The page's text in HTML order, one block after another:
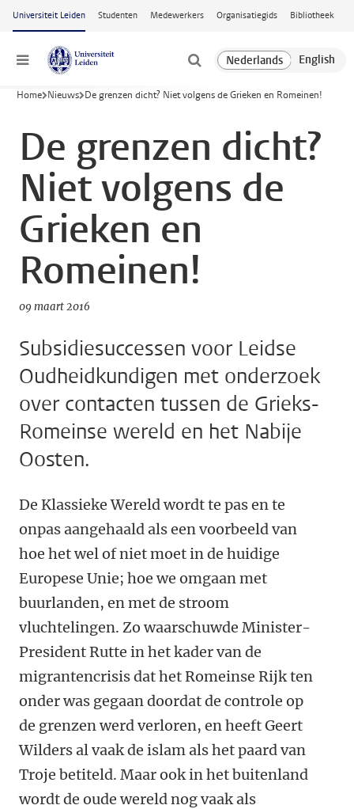
Ga naar hoofdinhoud
Universiteit Leiden Studenten Medewerkers Organisatiegids Bibliotheek
Menu
Home Nieuws De grenzen dicht? Niet volgens de Grieken en Romeinen!
De grenzen dicht?
Niet volgens de
Grieken en
Romeinen!
09 maart 2016
Subsidiesuccessen voor Leidse
Oudheidkundigen met onderzoek
over contacten tussen de Grieks-
Romeinse wereld en het Nabije
Oosten.
De Klassieke Wereld wordt te pas en te
onpas aangehaald als een voorbeeld van
hoe het wel of niet moet in de huidige
Europese Unie; hoe we omgaan met
buurlanden, en met de stroom
vluchtelingen. Zo waarschuwde Minister-
President Rutte in het kader van de
migrantencrisis dat het Romeinse Rijk ten
onder was gegaan doordat de controle op
de grenzen werd verloren, en heeft Geert
Wilders al vaak de islam als het paard van
Troje betiteld. Maar ook in het buitenland
wordt de oude wereld nog vaak als